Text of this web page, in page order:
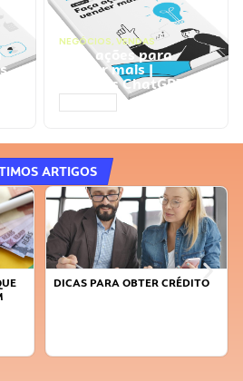
NEGÓCIOS, VENDAS
Faça ações para
vender mais |
Prompts ChatGPT
ARTIGOS
FAÇA A DIFERENÇA: SEJA